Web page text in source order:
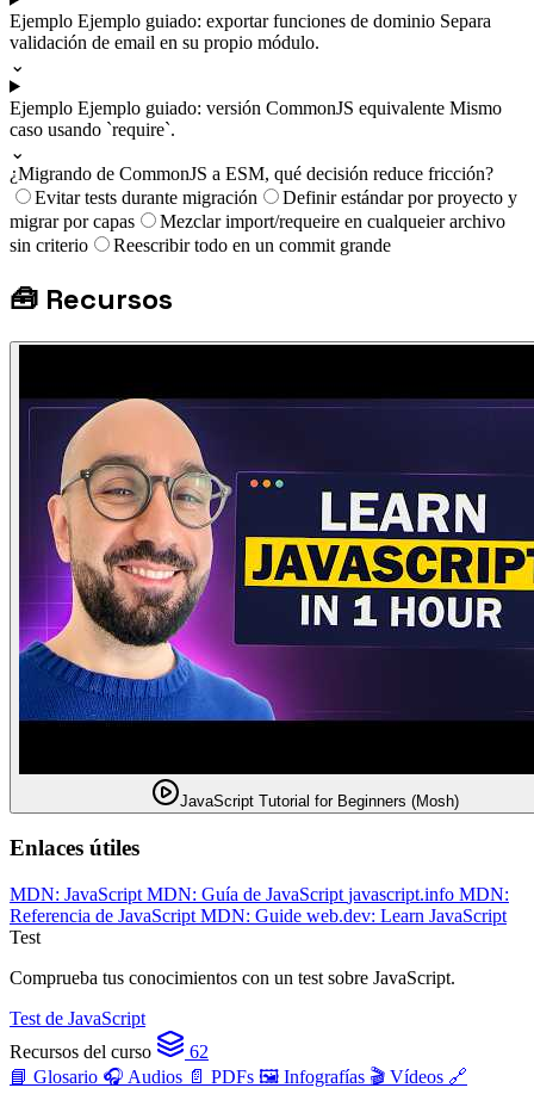
Ejemplo Ejemplo guiado: exportar funciones de dominio Separa
validación de email en su propio módulo.
⌄
Ejemplo Ejemplo guiado: versión CommonJS equivalente Mismo
caso usando `require`.
⌄
¿Migrando de CommonJS a ESM, qué decisión reduce fricción?
Evitar tests durante migración
Definir estándar por proyecto y
migrar por capas
Mezclar import/requeire en cualqueier archivo
sin criterio
Reescribir todo en un commit grande
🧰 Recursos
JavaScript Tutorial for Beginners (Mosh)
Enlaces útiles
MDN: JavaScript MDN: Guía de JavaScript javascript.info MDN:
Referencia de JavaScript MDN: Guide web.dev: Learn JavaScript
Test
Comprueba tus conocimientos con un test sobre JavaScript.
Test de JavaScript
Recursos del curso
62
📘 Glosario 🎧 Audios 📄 PDFs 🖼️ Infografías 🎬 Vídeos 🔗